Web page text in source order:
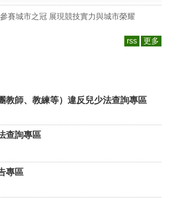
賽城市之冠 展現競技實力與城市榮耀
rss 更多
教師、教練等）違反兒少法查詢專區
查詢專區
專區